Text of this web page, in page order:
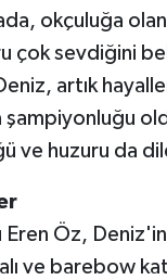
okçuluğa
çok sevdiğini
artık
ve huzuru da
Öz, Deniz'in
ve barebow